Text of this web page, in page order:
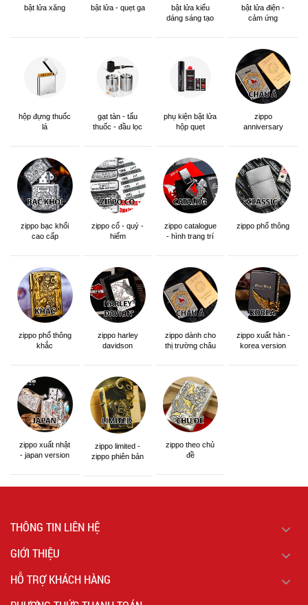
bật lửa xăng bật lửa - quẹt ga
bật lửa kiểu
dáng sáng tạo
bật lửa điện -
cảm ứng
hộp đựng thuốc
lá
gạt tàn - tẩu
thuốc - đầu lọc
phụ kiện bật lửa
hộp quẹt
zippo
anniversary
zippo bạc khối
cao cấp
zippo cổ - quý -
hiếm
zippo catalogue
- hình trang trí
zippo phổ thông
zippo phổ thông
khắc
zippo harley
davidson
zippo dành cho
thị trường châu
zippo xuất hàn -
korea version
zippo xuất nhật
- japan version
zippo limited -
zippo phiên bản
zippo theo chủ
đề
THÔNG TIN LIÊN HỆ
GIỚI THIỆU
HỖ TRỢ KHÁCH HÀNG